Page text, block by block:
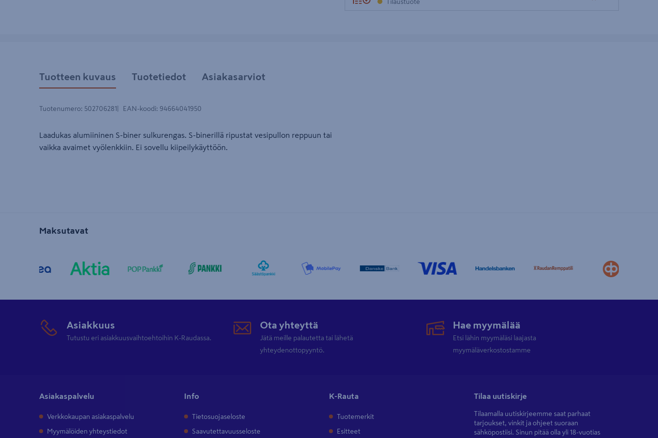
Tilaustuote
Tuotteen kuvaus Tuotetiedot Asiakasarviot
Tuotenumero: 502706281 EAN-koodi: 94664041950
Laadukas alumiininen S-biner sulkurengas. S-binerillä ripustat vesipullon reppuun tai
vaikka avaimet vyölenkkiin. Ei sovellu kiipeilykäyttöön.
Maksutavat
Asiakkuus
Tutustu eri asiakkuusvaihtoehtoihin K-Raudassa.
Ota yhteyttä
Jätä meille palautetta tai lähetä
yhteydenottopyyntö.
Hae myymälää
Etsi lähin myymäläsi laajasta
myymäläverkostostamme
Asiakaspalvelu
Verkkokaupan asiakaspalvelu
Myymälöiden yhteystiedot
Info
Tietosuojaseloste
Saavutettavuusseloste
K-Rauta
Tuotemerkit
Esitteet
Tilaa uutiskirje
Tilaamalla uutiskirjeemme saat parhaat
tarjoukset, vinkit ja ohjeet suoraan
sähköpostiisi. Sinun pitää olla yli 18-vuotias